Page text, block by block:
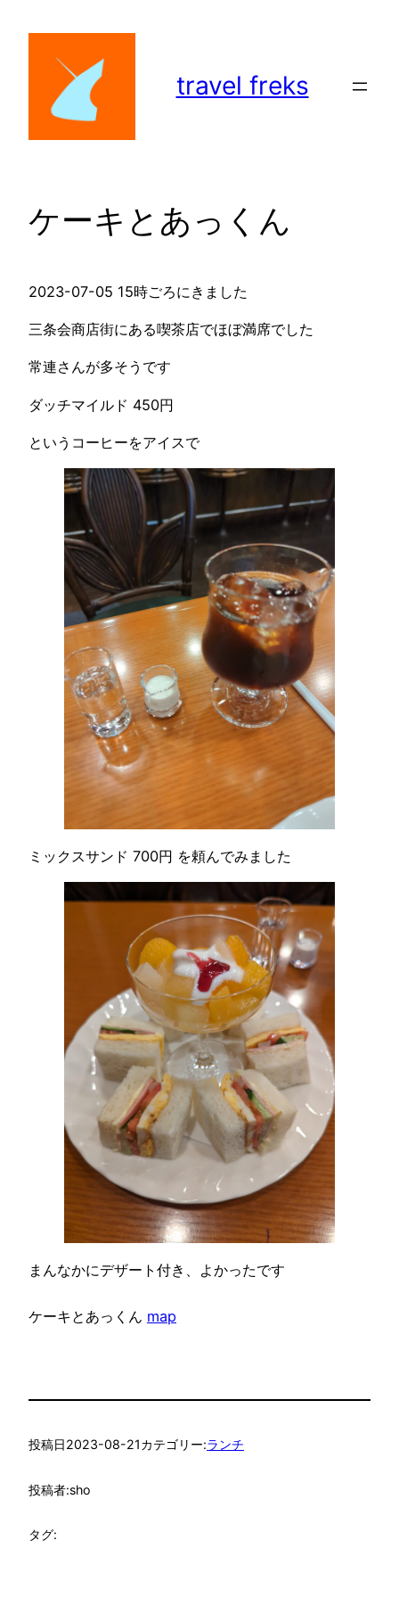
travel freks
ケーキとあっくん
2023-07-05 15時ごろにきました
三条会商店街にある喫茶店でほぼ満席でした
常連さんが多そうです
ダッチマイルド 450円
というコーヒーをアイスで
ミックスサンド 700円 を頼んでみました
まんなかにデザート付き、よかったです
ケーキとあっくん map
投稿日2023-08-21カテゴリー:ランチ
投稿者:sho
タグ: